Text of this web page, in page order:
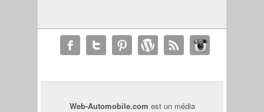
Web-Automobile.com est un média